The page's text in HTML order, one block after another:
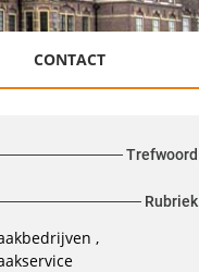
CONTACT
Trefwoord
Rubriek